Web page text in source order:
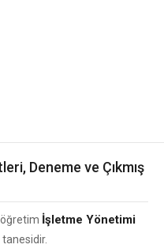
Deneme ve Çıkmış
İşletme Yönetimi